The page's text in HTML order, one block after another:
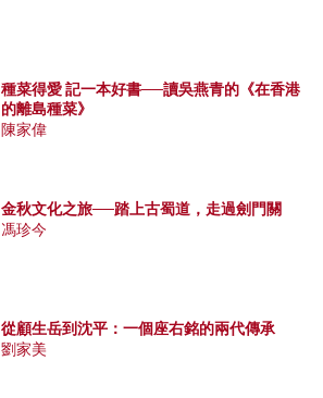
種菜得愛 記一本好書──讀吳燕青的《在香港
的離島種菜》
陳家偉
金秋文化之旅──踏上古蜀道，走過劍門關
馮珍今
從顧生岳到沈平：一個座右銘的兩代傳承
劉家美